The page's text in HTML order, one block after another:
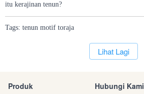
itu kerajinan tenun?
Tags: tenun motif toraja
`Lihat Lagi
Produk Hubungi Kami